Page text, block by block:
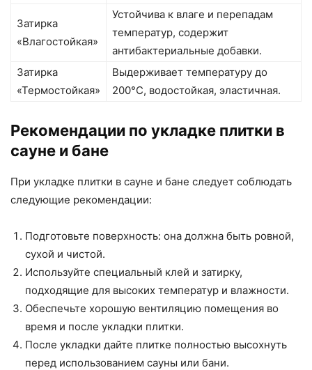
Затирка
«Влагостойкая»
Устойчива к влаге и перепадам
температур, содержит
антибактериальные добавки.
Затирка
«Термостойкая»
Выдерживает температуру до
200°C, водостойкая, эластичная.
Рекомендации по укладке плитки в
сауне и бане
При укладке плитки в сауне и бане следует соблюдать
следующие рекомендации:
Подготовьте поверхность: она должна быть ровной,
сухой и чистой.
Используйте специальный клей и затирку,
подходящие для высоких температур и влажности.
Обеспечьте хорошую вентиляцию помещения во
время и после укладки плитки.
После укладки дайте плитке полностью высохнуть
перед использованием сауны или бани.